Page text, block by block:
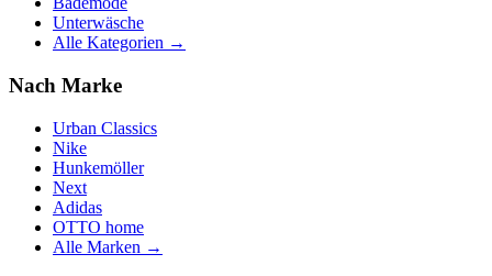
Unterwäsche
Alle Kategorien →
Nach Marke
Urban Classics
Nike
Hunkemöller
Next
Adidas
OTTO home
Alle Marken →